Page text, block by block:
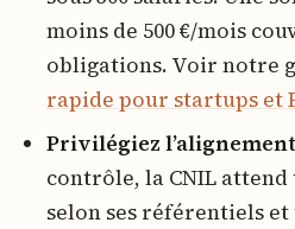
moins de 500 €/mois
obligations. Voir notre
rapide pour startups et
Privilégiez
contrôle, la CNIL
selon ses référentiels